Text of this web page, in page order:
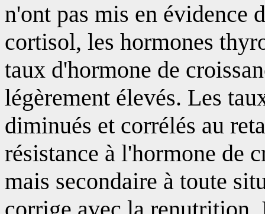
n'ont pas mis en évidence
cortisol, les hormones
taux d'hormone de
légèrement élevés. Les
diminués et corrélés au
résistance à l'hormone de
mais secondaire à toute